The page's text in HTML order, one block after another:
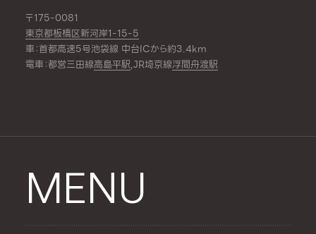
〒175-0081
東京都板橋区新河岸1-15-5
車：首都高速5号池袋線 中台ICから約3.4km
電車：都営三田線高島平駅,JR埼京線浮間舟渡駅
MENU